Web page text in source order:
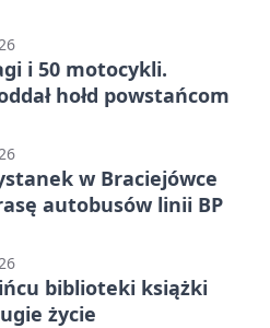
i 50 motocykli.
hołd powstańcom
w Braciejówce
autobusów linii BP
biblioteki książki
życie